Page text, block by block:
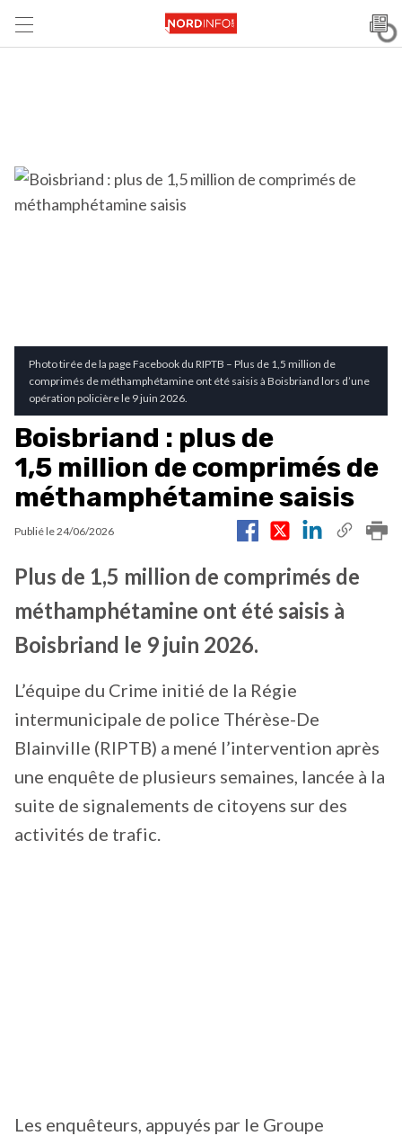
Photo tirée de la page Facebook du RIPTB – Plus de 1,5 million de
comprimés de méthamphétamine ont été saisis à Boisbriand lors d’une
opération policière le 9 juin 2026.
Boisbriand : plus de
1,5 million de comprimés de
méthamphétamine saisis
Publié le24/06/2026
Plus de 1,5 million de comprimés de
méthamphétamine ont été saisis à
Boisbriand le 9 juin 2026.
L’équipe du Crime initié de la Régie
intermunicipale de police Thérèse-De
Blainville (RIPTB) a mené l’intervention après
une enquête de plusieurs semaines, lancée à la
suite de signalements de citoyens sur des
activités de trafic.
Les enquêteurs, appuyés par le Groupe